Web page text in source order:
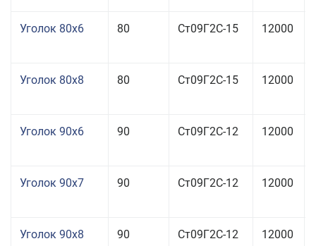
Уголок 80x6 80 Ст09Г2С-15 12000
Уголок 80x8 80 Ст09Г2С-15 12000
Уголок 90x6 90 Ст09Г2С-12 12000
Уголок 90x7 90 Ст09Г2С-12 12000
Уголок 90x8 90 Ст09Г2С-12 12000